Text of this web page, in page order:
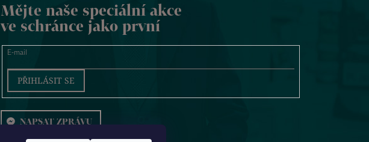
Mějte naše speciální akce
ve schránce jako první
E-mail
PŘIHLÁSIT SE
NAPSAT ZPRÁVU